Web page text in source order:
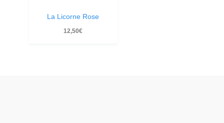
La Licorne Rose
12,50€